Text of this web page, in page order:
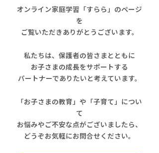
オンライン家庭学習「すらら」のページ
を
ご覧いただきありがとうございます。
私たちは、保護者の皆さまとともに
お子さまの成長をサポートする
パートナーでありたいと考えています。
「お子さまの教育」や「子育て」につい
て
お悩みやご不安な点がございましたら、
どうぞお気軽にお問合せください。